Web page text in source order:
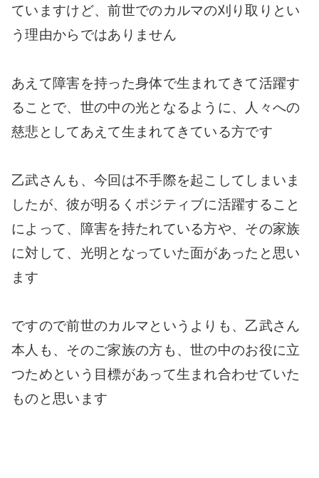
ていますけど、前世でのカルマの刈り取りとい
う理由からではありません
あえて障害を持った身体で生まれてきて活躍す
ることで、世の中の光となるように、人々への
慈悲としてあえて生まれてきている方です
乙武さんも、今回は不手際を起こしてしまいま
したが、彼が明るくポジティブに活躍すること
によって、障害を持たれている方や、その家族
に対して、光明となっていた面があったと思い
ます
ですので前世のカルマというよりも、乙武さん
本人も、そのご家族の方も、世の中のお役に立
つためという目標があって生まれ合わせていた
ものと思います